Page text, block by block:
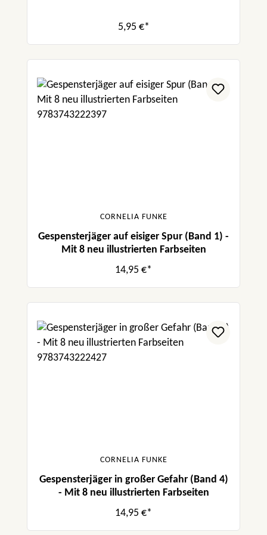
5,95 €*
CORNELIA FUNKE
Gespensterjäger auf eisiger Spur (Band 1) -
Mit 8 neu illustrierten Farbseiten
14,95 €*
CORNELIA FUNKE
Gespensterjäger in großer Gefahr (Band 4)
- Mit 8 neu illustrierten Farbseiten
14,95 €*